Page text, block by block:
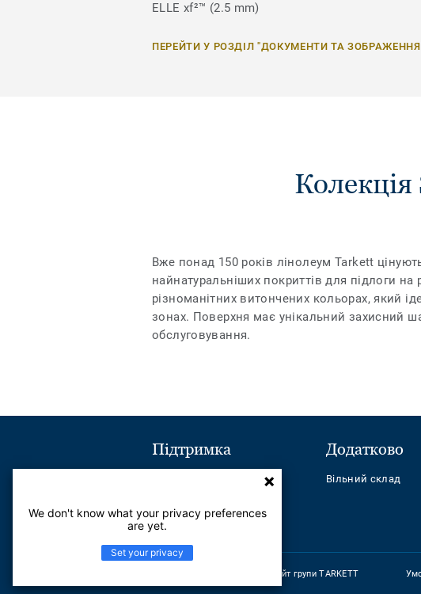
ELLE xf²™ (2.5 mm)
ПЕРЕЙТИ У РОЗДІЛ "ДОКУМЕНТИ ТА
Вже понад 150 років лінолеум Tarkett
найнатуральніших покриттів для підлоги
різноманітних витончених кольорах, який
зонах. Поверхня має унікальний захисний
обслуговування.
Підтримка
Надіслати повідомлення
+380443545621
Найчастіші питання
Додатково
Вільний склад
Перейти на сайт групи TARKETT
We don't know what your privacy preferences
are yet.
Set your privacy